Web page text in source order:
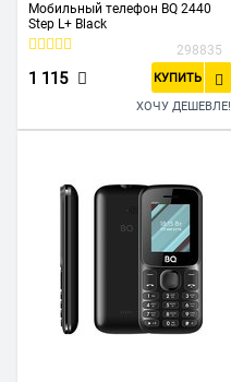
Мобильный телефон BQ 2440
Step L+ Black
298835
1 115 КУПИТЬ
ХОЧУ ДЕШЕВЛЕ!